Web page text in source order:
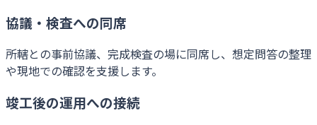
協議・検査への同席
所轄との事前協議、完成検査の場に同席し、想定問答の整理
や現地での確認を支援します。
竣工後の運用への接続